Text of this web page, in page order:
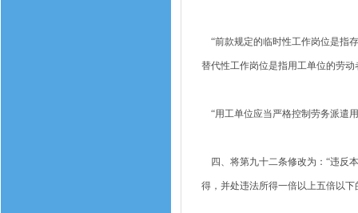
“前款规定的临时性工作岗位是指
替代性工作岗位是指用工单位的劳
“用工单位应当严格控制劳务派遣
四、将第九十二条修改为：“违反
得，并处违法所得一倍以上五倍以